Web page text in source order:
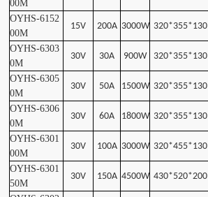
00M
OYHS-6152
00M
15V 200A 3000W 320*355*130
OYHS-6303
0M
30V 30A 900W 320*355*130
OYHS-6305
0M
30V 50A 1500W 320*355*130
OYHS-6306
0M
30V 60A 1800W 320*355*130
OYHS-6301
00M
30V 100A 3000W 320*455*130
OYHS-6301
50M
30V 150A 4500W 430*520*200